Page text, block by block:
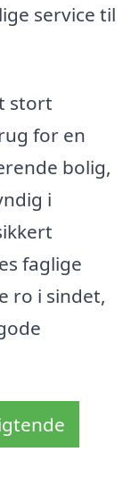
service til
stort
for en
bolig,
i
faglige
ro i sindet,